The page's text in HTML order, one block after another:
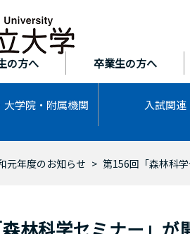
の方へ 卒業生の方へ
学院・ 附属機関 入試関連
元年度のお知らせ 第156回「森林科
林科学セミナー」が